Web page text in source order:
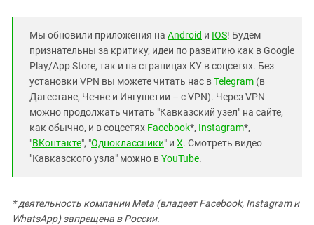
Мы обновили приложения на Android и IOS! Будем
признательны за критику, идеи по развитию как в Google
Play/App Store, так и на страницах КУ в соцсетях. Без
установки VPN вы можете читать нас вTelegram (в
Дагестане, Чечне и Ингушетии – с VPN). Через VPN
можно продолжать читать "Кавказский узел" на сайте,
как обычно, и в соцсетях Facebook*, Instagram*,
"ВКонтакте", "Одноклассники" и X. Смотреть видео
"Кавказского узла" можно вYouTube.
* деятельность компании Meta (владеет Facebook, Instagram и
WhatsApp) запрещена в России.